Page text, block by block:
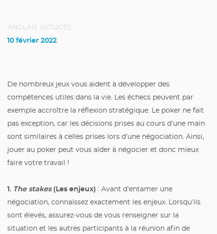
ANGLAIS ASTUCES
10 février 2022
De nombreux jeux vous aident à développer des
compétences utiles dans la vie. Les échecs peuvent par
exemple accroître la réflexion stratégique. Le poker ne fait
pas exception, car les décisions prises au cours d’une main
sont similaires à celles prises lors d’une négociation. Ainsi,
jouer au poker peut vous aider à négocier et donc mieux
faire votre travail !
1. The stakes(Les enjeux) : Avant d’entamer une
négociation, connaissez exactement les enjeux. Lorsqu’ils
sont élevés, assurez-vous de vous renseigner sur la
situation et les autres participants à la réunion afin de